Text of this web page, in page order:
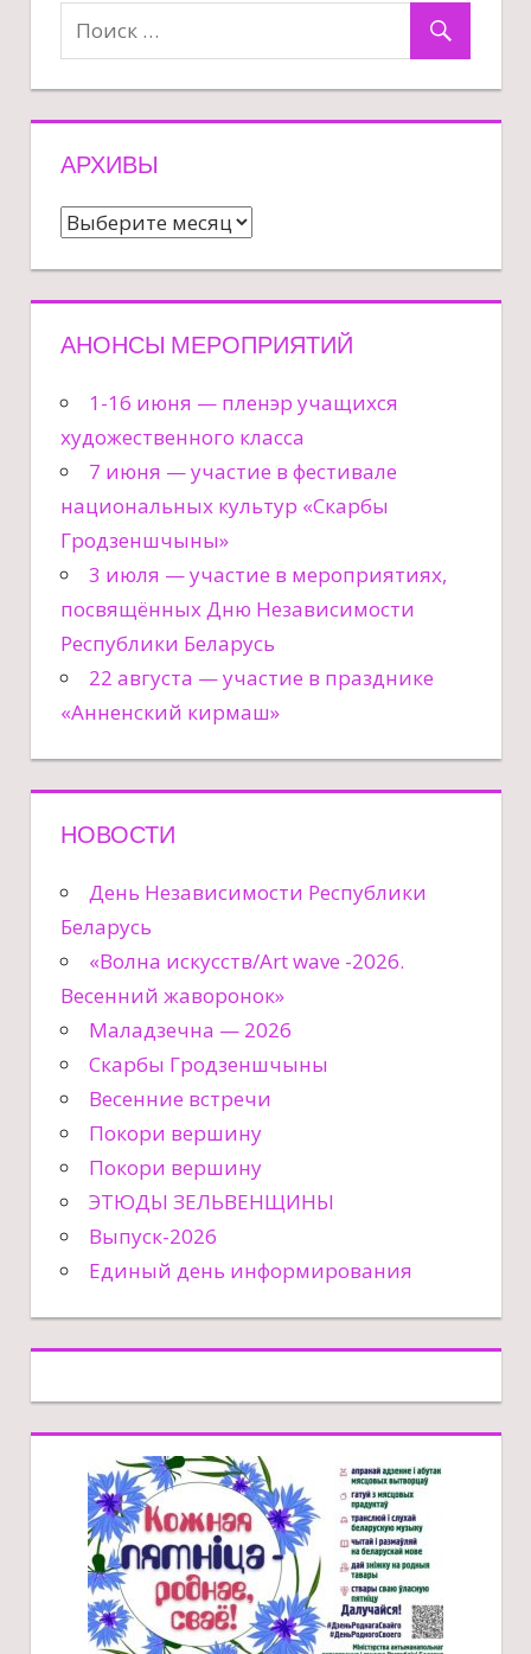
АРХИВЫ
Архивы
АНОНСЫ МЕРОПРИЯТИЙ
1-16 июня — пленэр учащихся
художественного класса
7 июня — участие в фестивале
национальных культур «Скарбы
Гродзеншчыны»
3 июля — участие в мероприятиях,
посвящённых Дню Независимости
Республики Беларусь
22 августа — участие в празднике
«Анненский кирмаш»
НОВОСТИ
День Независимости Республики
Беларусь
«Волна искусств/Art wave -2026.
Весенний жаворонок»
Маладзечна — 2026
Скарбы Гродзеншчыны
Весенние встречи
Покори вершину
Покори вершину
ЭТЮДЫ ЗЕЛЬВЕНЩИНЫ
Выпуск-2026
Единый день информирования